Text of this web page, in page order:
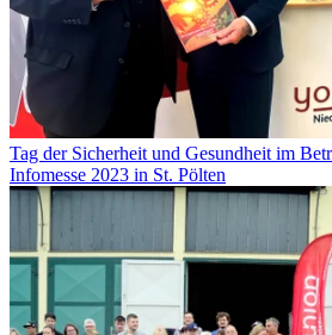
Tag der Sicherheit und Gesundheit im
Infomesse 2023 in St. Pölten